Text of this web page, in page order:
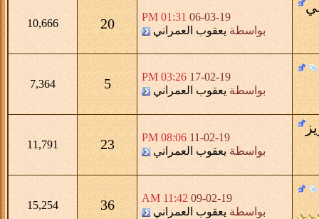
06-03-19
01:31 PM
بواسطة يعقوب العمراني 20
10,666
17-02-19
03:26 PM
بواسطة يعقوب العمراني 5
7,364
11-02-19
08:06 PM
بواسطة يعقوب العمراني 23
11,791
09-02-19
11:42 AM
بواسطة يعقوب العمراني 36
15,254